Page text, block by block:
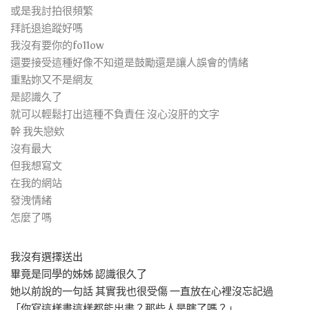
或是我討拍很頻繁
拜託退追蹤好嗎
我沒有要你的fo11ow
還要接受這種好像不知道是鼓勵還是讓人誤會的情緒
重點妳又不是網友
是認識久了
就可以輕鬆打出這種不負責任 沒心沒肝的文字
幹 我失戀欸
沒有最大
但我想寫文
在我的網站
發洩情緒
怎麼了嗎
我沒有選擇送出
畢竟是同學的姊姊 認識很久了
她以前說的一句話 其實我也很受傷 一直放在心裡沒忘記過